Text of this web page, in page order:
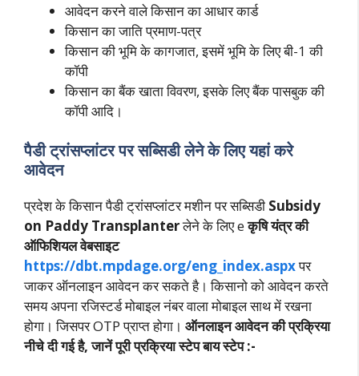
आवेदन करने वाले किसान का आधार कार्ड
किसान का जाति प्रमाण-पत्र
किसान की भूमि के कागजात, इसमें भूमि के लिए बी-1 की
कॉपी
किसान का बैंक खाता विवरण, इसके लिए बैंक पासबुक की
कॉपी आदि।
पैडी ट्रांसप्लांटर पर सब्सिडी लेने के लिए यहां करे
आवेदन
प्रदेश के किसान पैडी ट्रांसप्लांटर मशीन पर सब्सिडी Subsidy
on Paddy Transplanterलेने के लिए eकृषि यंत्र की
ऑफिशियल वेबसाइट
https://dbt.mpdage.org/eng_index.aspxपर
जाकर ऑनलाइन आवेदन कर सकते है। किसानो को आवेदन करते
समय अपना रजिस्टर्ड मोबाइल नंबर वाला मोबाइल साथ में रखना
होगा। जिसपर OTP प्राप्त होगा। ऑनलाइन आवेदन की प्रक्रिया
नीचे दी गई है, जानें पूरी प्रक्रिया स्टेप बाय स्टेप :-